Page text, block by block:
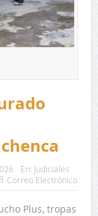
En: Judiciales
Correo Electrónico
Plus, tropas